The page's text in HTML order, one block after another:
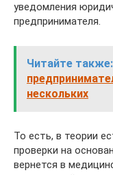
уведомления
предпринимателя.
Читайте также:
нескольких
То есть, в теории
проверки на
вернется в